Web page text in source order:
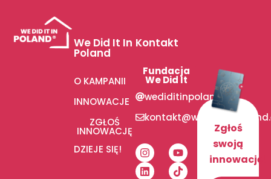
We Did It In
Poland
O KAMPANII
INNOWACJE
ZGŁOŚ
INNOWACJĘ
DZIEJE SIĘ!
Kontakt
Fundacja
We Did It
wediditinpoland
Zgłoś
swoją
innowację!